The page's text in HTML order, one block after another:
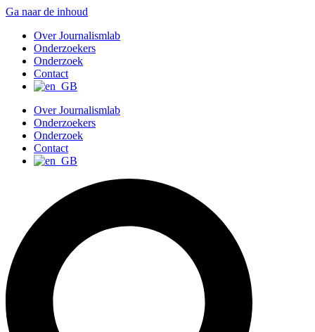
Ga naar de inhoud
Over Journalismlab
Onderzoekers
Onderzoek
Contact
Over Journalismlab
Onderzoekers
Onderzoek
Contact